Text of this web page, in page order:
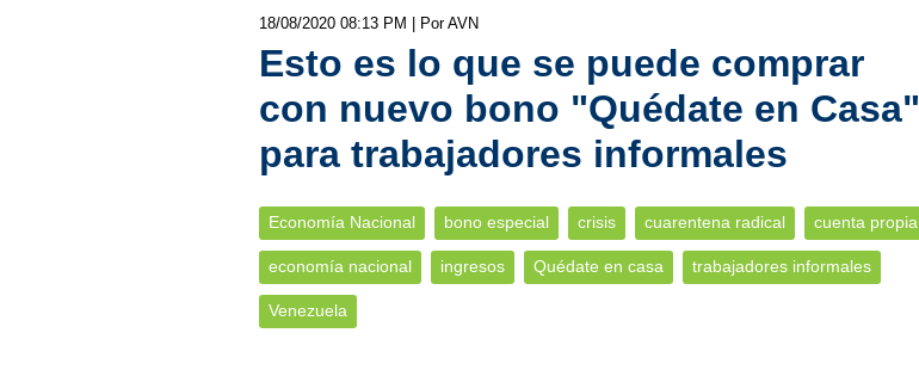
18/08/2020 08:13 PM | Por AVN
Esto es lo que se puede comprar
con nuevo bono "Quédate en Casa"
para trabajadores informales
Economía Nacional bono especial crisis cuarentena radical cuenta propia
economía nacional ingresos Quédate en casa trabajadores informales
Venezuela